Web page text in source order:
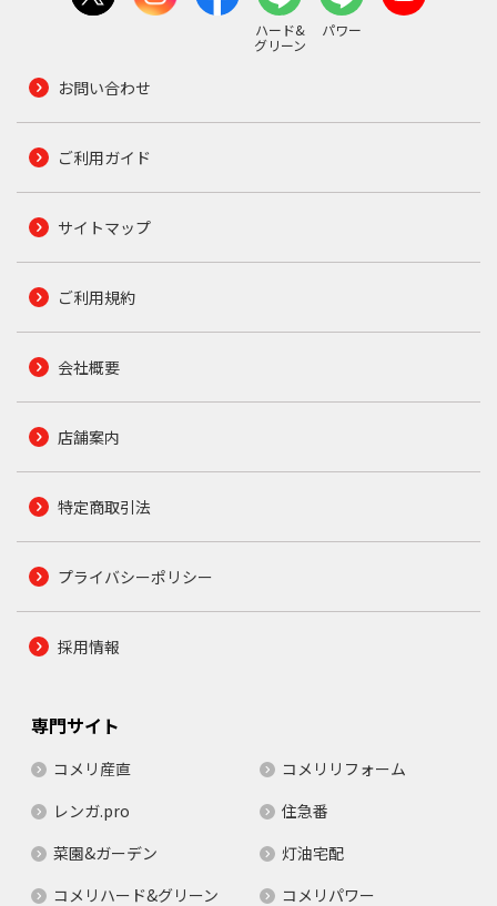
ハード&
グリーン
パワー
お問い合わせ
ご利用ガイド
サイトマップ
ご利用規約
会社概要
店舗案内
特定商取引法
プライバシーポリシー
採用情報
専門サイト
コメリ産直
コメリリフォーム
レンガ.pro
住急番
菜園&ガーデン
灯油宅配
コメリハード&グリーン
コメリパワー